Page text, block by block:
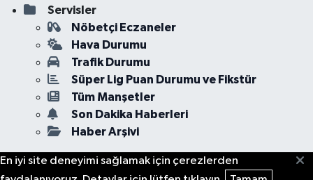
Servisler
Nöbetçi Eczaneler
Hava Durumu
Trafik Durumu
Süper Lig Puan Durumu ve Fikstür
Tüm Manşetler
Son Dakika Haberleri
Haber Arşivi
En iyi site deneyimi sağlamak için çerezlerden